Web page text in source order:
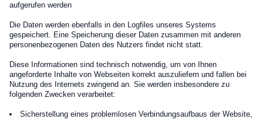
aufgerufen werden
Die Daten werden ebenfalls in den Logfiles unseres Systems
gespeichert. Eine Speicherung dieser Daten zusammen mit anderen
personenbezogenen Daten des Nutzers findet nicht statt.
Diese Informationen sind technisch notwendig, um von Ihnen
angeforderte Inhalte von Webseiten korrekt auszuliefern und fallen bei
Nutzung des Internets zwingend an. Sie werden insbesondere zu
folgenden Zwecken verarbeitet:
Sicherstellung eines problemlosen Verbindungsaufbaus der Website,